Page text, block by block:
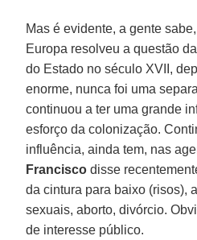
Mas é evidente, a gente
Europa resolveu a questão
do Estado no século XVII,
enorme, nunca foi uma
continuou a ter uma grande
esforço da colonização.
influência, ainda tem, nas
Francisco disse
da cintura para baixo (risos),
sexuais, aborto, divórcio.
de interesse público.